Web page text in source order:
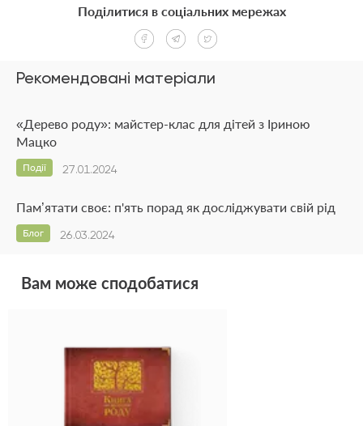
Рекомендовані матеріали
«Дерево роду»: майстер-клас для дітей з Іриною
Мацко
27.01.2024
Події
Пам’ятати своє: п'ять порад як досліджувати свій рід
26.03.2024
Блог
Поділитися в соціальних мережах
Вам може сподобатися